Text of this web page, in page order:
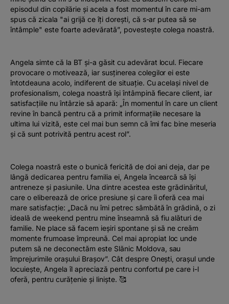
episodul din copilărie și acela a fost momentul în care mi-am
spus că zicala "ai grijă ce îți dorești, că s-ar putea să se
întâmple" este foarte adevărată”, povestește colega noastră.
Angela simte că la BT și-a găsit cu adevărat locul. Fiecare
provocare o motivează, iar susținerea colegilor ei este
întotdeauna acolo, indiferent de situație. Cu același nivel de
profesionalism, colega noastră își întâmpină fiecare client, iar
satisfacțiile nu întârzie să apară: „În momentul în care un client
revine în bancă pentru că a primit informațiile necesare la
ultima lui vizită, este cel mai bun semn că îmi fac bine meseria
și că sunt potrivită pentru acest rol”.
Colega noastră este o bunică fericită de doi ani deja, dar pe
lângă dedicarea pentru familia ei, Angela încearcă să își
antreneze și pasiunile. Una dintre acestea este grădinăritul,
care o eliberează de orice presiune și care îi oferă cea mai
mare satisfacție: „Dacă nu îmi petrec sâmbătă în grădină, o zi
ideală de weekend pentru mine înseamnă să fiu alături de
familie. Ne place să facem ieșiri spontane și să ne creăm
momente frumoase împreună. Cel mai apropiat loc unde
putem să ne deconectăm este Slănic Moldova, sau
împrejurimile orașului Brașov”. Cât despre Onești, orașul unde
locuiește, Angela îl apreciază pentru confortul pe care i-l
oferă, pentru curățenie și liniște. 🥰